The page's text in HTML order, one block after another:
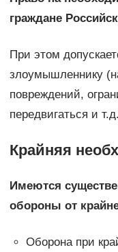
граждане
При этом
злоумышленнику
повреждений,
передвигаться и
Крайняя
Имеются
обороны от
Оборона при